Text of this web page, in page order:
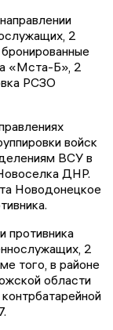
2
«Мста-Б», 2
РСЗО
войск
ВСУ в
ДНР.
Новодонецкое
противника
2
того, в районе
области